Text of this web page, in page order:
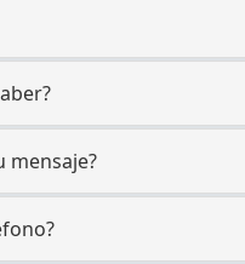
mensaje?